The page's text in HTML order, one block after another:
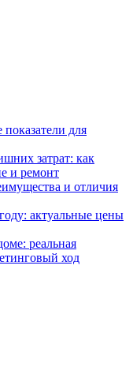
для
затрат: как
и ремонт
и отличия
актуальные цены
реальная
ход